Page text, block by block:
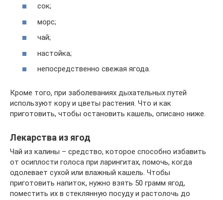
сок;
морс;
чай;
настойка;
непосредственно свежая ягода.
Кроме того, при заболеваниях дыхательных путей
используют кору и цветы растения. Что и как
приготовить, чтобы остановить кашель, описано ниже.
Лекарства из ягод
Чай из калины – средство, которое способно избавить
от осиплости голоса при ларингитах, помочь, когда
одолевает сухой или влажный кашель. Чтобы
приготовить напиток, нужно взять 50 грамм ягод,
поместить их в стеклянную посуду и растолочь до